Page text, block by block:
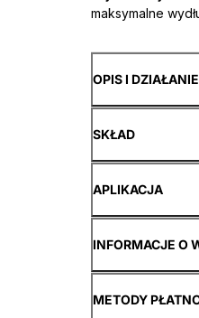
maksymalne
OPIS I DZIAŁANIE
SKŁAD
APLIKACJA
INFORMACJE O
METODY